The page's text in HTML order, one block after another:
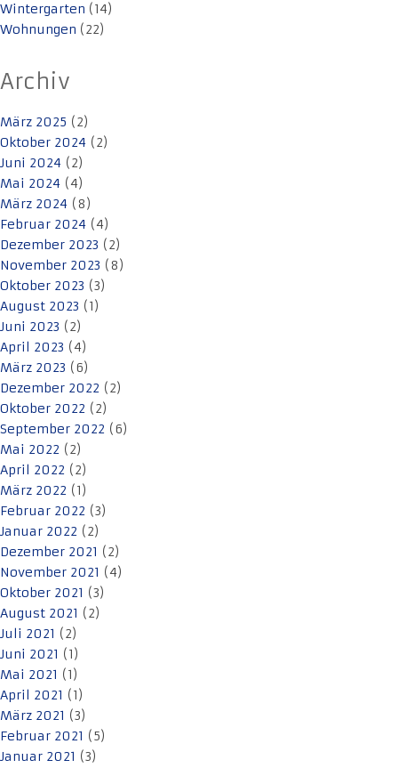
Wintergarten (14)
Wohnungen (22)
Archiv
März 2025 (2)
Oktober 2024 (2)
Juni 2024 (2)
Mai 2024 (4)
März 2024 (8)
Februar 2024 (4)
Dezember 2023 (2)
November 2023 (8)
Oktober 2023 (3)
August 2023 (1)
Juni 2023 (2)
April 2023 (4)
März 2023 (6)
Dezember 2022 (2)
Oktober 2022 (2)
September 2022 (6)
Mai 2022 (2)
April 2022 (2)
März 2022 (1)
Februar 2022 (3)
Januar 2022 (2)
Dezember 2021 (2)
November 2021 (4)
Oktober 2021 (3)
August 2021 (2)
Juli 2021 (2)
Juni 2021 (1)
Mai 2021 (1)
April 2021 (1)
März 2021 (3)
Februar 2021 (5)
Januar 2021 (3)